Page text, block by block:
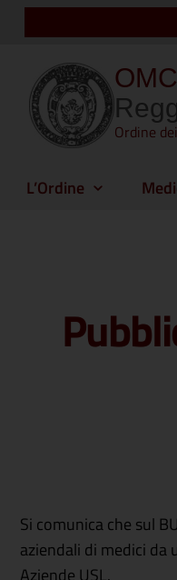
Ordine
L’Ordine
Si comunica che sul
aziendali di medici da
Aziende USL.